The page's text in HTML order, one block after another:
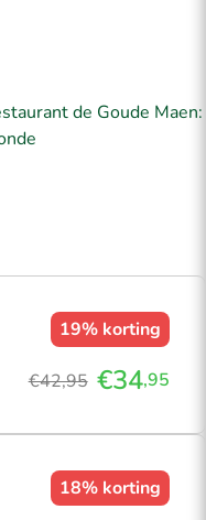
de Goude Maen:
19% korting
€42,95 €34,95
18% korting